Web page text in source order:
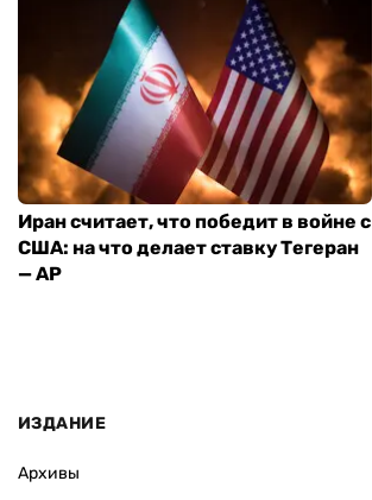
Иран считает, что победит в войне с
США: на что делает ставку Тегеран
— AP
ИЗДАНИЕ
Архивы